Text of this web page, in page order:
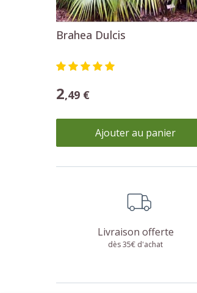
Brahea Dulcis
2,49 €
Ajouter au panier
Livraison offerte
dès 35€ d'achat